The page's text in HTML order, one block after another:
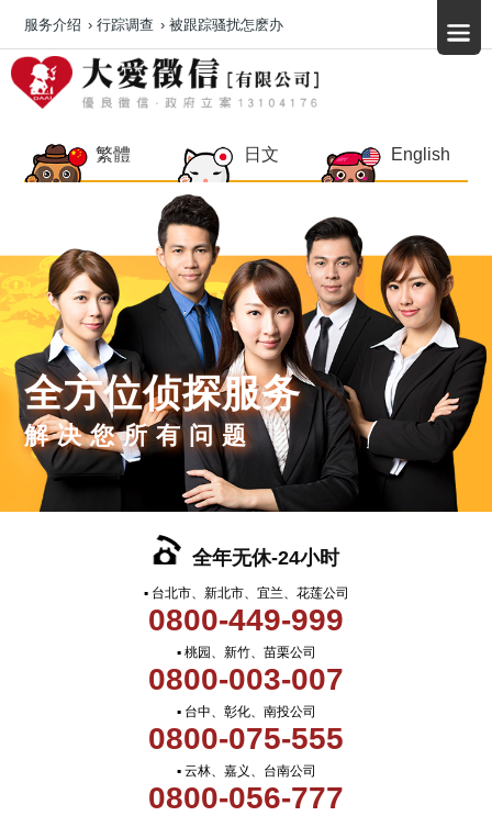
繁體 日文 English
全方位侦探服务
解决您所有问题
全年无休-24小时
▪ 台北市、新北市、宜兰、花莲公司
0800-449-999
▪ 桃园、新竹、苗栗公司
0800-003-007
▪ 台中、彰化、南投公司
0800-075-555
▪ 云林、嘉义、台南公司
0800-056-777
服务介绍 › 行踪调查 › 被跟踪骚扰怎麽办